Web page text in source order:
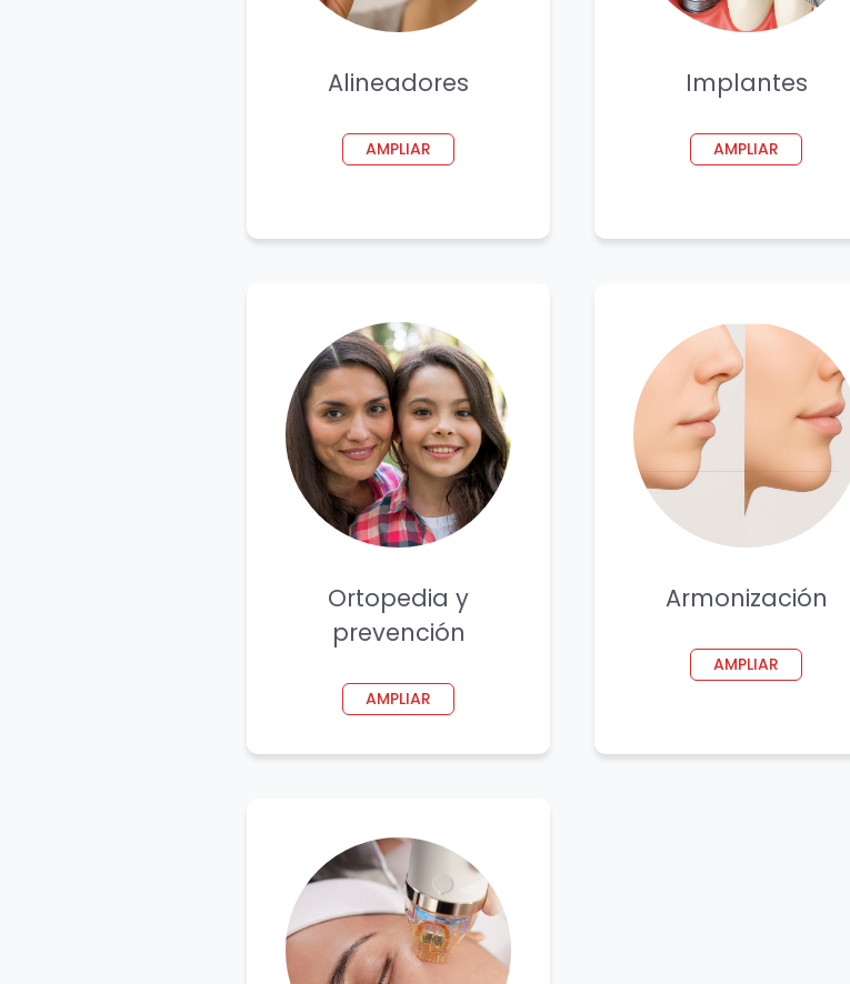
Alineadores
AMPLIAR
Implantes
AMPLIAR
Ortopedia y
prevención
AMPLIAR
Armonización
AMPLIAR